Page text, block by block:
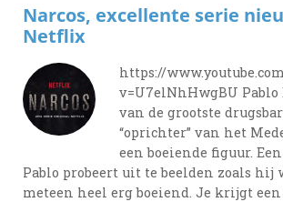
Narcos, excellente serie
Netflix
https://
v=U7elNhHwgBU Pablo
van de grootste
“oprichter” van het
een boeiende figuur.
Pablo probeert uit te beelden zoals hij
meteen heel erg boeiend. Je krijgt